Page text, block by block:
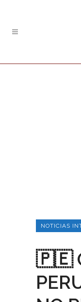
NOTICIAS
🇵🇪